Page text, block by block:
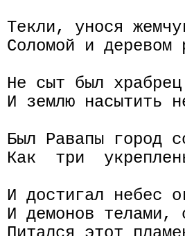
Текли, унося
Соломой и деревом
Не сыт был
И землю насытить
Был Равапы город
Как  три
И достигал небес
И демонов телами,